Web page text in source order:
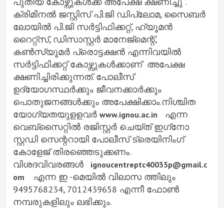
ക്രിമിനൽ ജസ്റ്റിസ് പി.ജി ഡിപ്ലോമ, സൈബർ
ലോയിൽ പി.ജി സർട്ടിഫിക്കറ്റ്, ഹ്യൂമൻ
റൈറ്റ്സ്, ഡിസാസ്റ്റർ മാനേജ്മെന്റ്,
കൺസ്യൂമർ പ്രൊട്ടക്ഷൻ എന്നിവയിൽ
സർട്ടിഫിക്കറ്റ് കോഴ്സുകൾക്കാണ് അപേക്ഷ
ക്ഷണിച്ചിരിക്കുന്നത്. പോലീസ്
ഉദ്യോഗസ്ഥർക്കും ജീവനക്കാർക്കും
പൊതുജനങ്ങൾക്കും അപേക്ഷിക്കാം.നിശ്ചിത
യോഗ്യതയുളളവർ www.ignou.ac.in
എന്ന
വെബ്സൈറ്റിൽ രജിസ്റ്റർ ചെയ്ത് ഇഗ്‌നോ
സ്റ്റഡി സെന്ററായി പോലീസ് ട്രെയിനിംഗ്
കോളേജ് തിരഞ്ഞെടുക്കണം.
വിശദവിവരങ്ങൾ
ignoucentreptc40035p@gmail.c
om
എന്ന ഇ -മെയിൽ വിലാസ ത്തിലും
9495768234, 7012439658 എന്നീ ഫോൺ
നമ്പരുകളിലും ലഭിക്കും.